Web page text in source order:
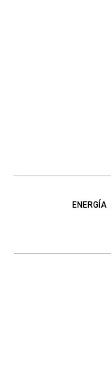
ENERGÍA